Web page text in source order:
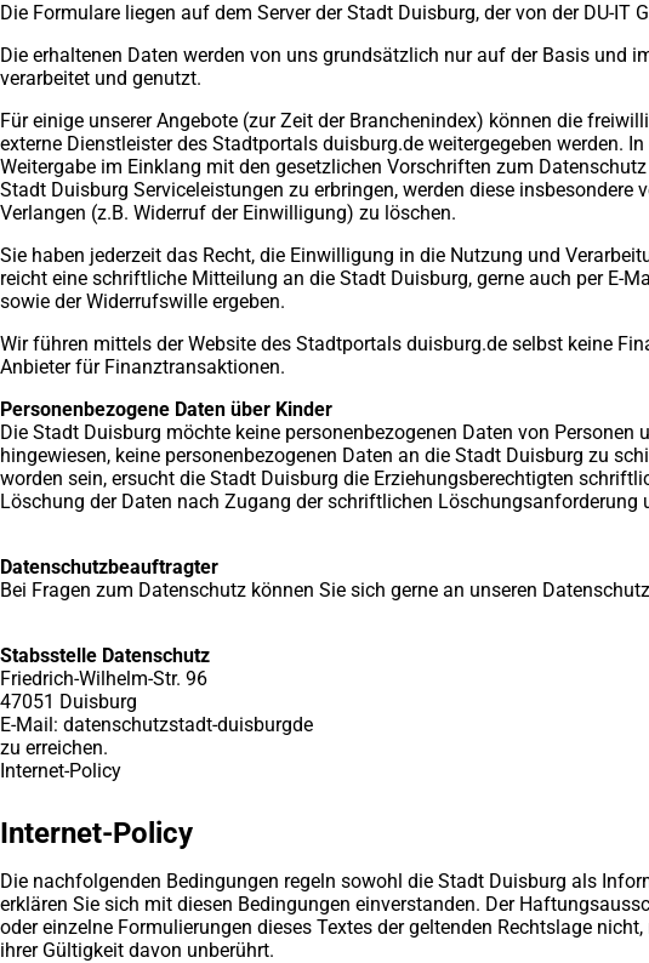
Die Formulare liegen auf dem Server der Stadt Duisburg, der von der DU-
Die erhaltenen Daten werden von uns grundsätzlich nur auf der Basis und
verarbeitet und genutzt.
Für einige unserer Angebote (zur Zeit der Branchenindex) können die
externe Dienstleister des Stadtportals duisburg.de weitergegeben werden.
Weitergabe im Einklang mit den gesetzlichen Vorschriften zum
Stadt Duisburg Serviceleistungen zu erbringen, werden diese
Verlangen (z.B. Widerruf der Einwilligung) zu löschen.
Sie haben jederzeit das Recht, die Einwilligung in die Nutzung und
reicht eine schriftliche Mitteilung an die Stadt Duisburg, gerne auch per E-
sowie der Widerrufswille ergeben.
Wir führen mittels der Website des Stadtportals duisburg.de selbst keine
Anbieter für Finanztransaktionen.
Personenbezogene Daten über Kinder
Die Stadt Duisburg möchte keine personenbezogenen Daten von
hingewiesen, keine personenbezogenen Daten an die Stadt Duisburg zu
worden sein, ersucht die Stadt Duisburg die Erziehungsberechtigten
Löschung der Daten nach Zugang der schriftlichen Löschungsanforderung
Datenschutzbeauftragter
Bei Fragen zum Datenschutz können Sie sich gerne an unseren
Stabsstelle Datenschutz
Friedrich-Wilhelm-Str. 96
47051 Duisburg
E-Mail: datenschutzstadt-duisburgde
zu erreichen.
Internet-Policy
Internet-Policy
Die nachfolgenden Bedingungen regeln sowohl die Stadt Duisburg als
erklären Sie sich mit diesen Bedingungen einverstanden. Der
oder einzelne Formulierungen dieses Textes der geltenden Rechtslage
ihrer Gültigkeit davon unberührt.